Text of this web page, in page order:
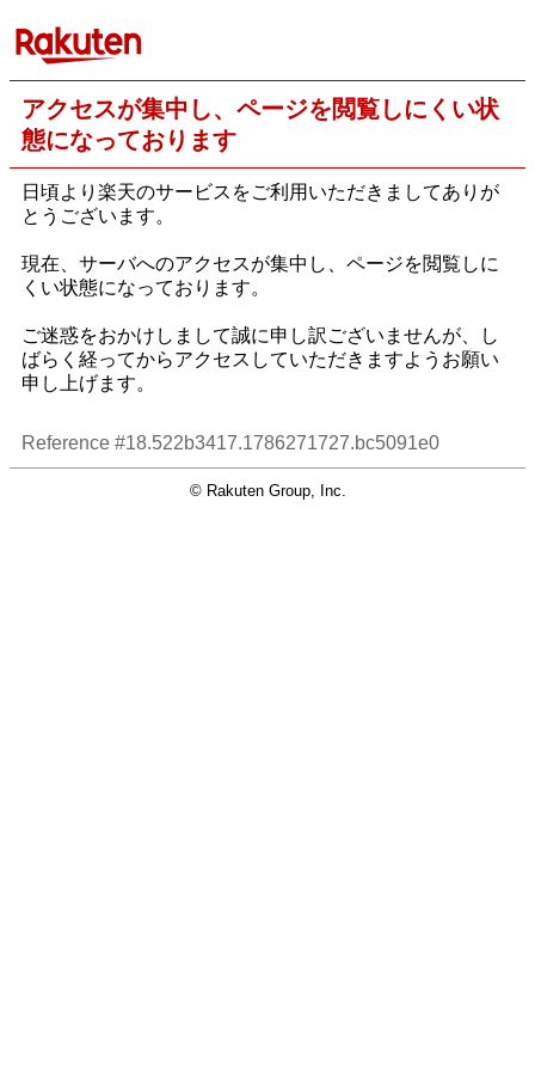
アクセスが集中し、ページを閲覧しにくい状
態になっております
日頃より楽天のサービスをご利用いただきましてありが
とうございます。
現在、サーバへのアクセスが集中し、ページを閲覧しに
くい状態になっております。
ご迷惑をおかけしまして誠に申し訳ございませんが、し
ばらく経ってからアクセスしていただきますようお願い
申し上げます。
Reference #18.522b3417.1786271727.bc5091e0
© Rakuten Group, Inc.